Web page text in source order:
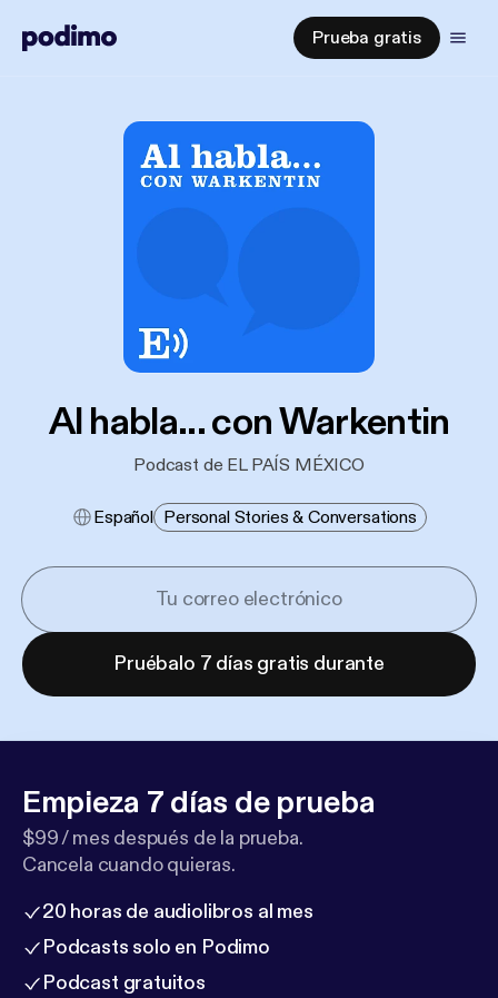
Prueba gratis
Al habla... con Warkentin
Podcast de EL PAÍS MÉXICO
Español Personal Stories & Conversations
Pruébalo 7 días gratis durante
Empieza 7 días de prueba
$99 / mes después de la prueba.
Cancela cuando quieras.
20 horas de audiolibros al mes
Podcasts solo en Podimo
Podcast gratuitos